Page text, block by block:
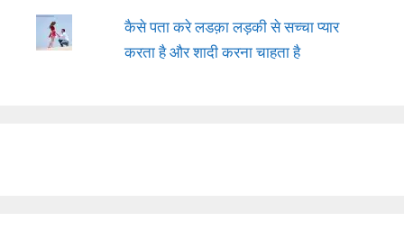
कैसे पता करे लडक़ा लड़की से सच्चा प्यार
करता है और शादी करना चाहता है